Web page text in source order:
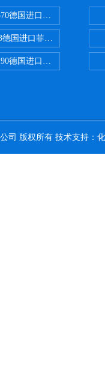
德国进口菲尼克斯电源
德国进口菲尼克斯断路器
德国进口菲尼克斯继电器
司 版权所有 技术支持：